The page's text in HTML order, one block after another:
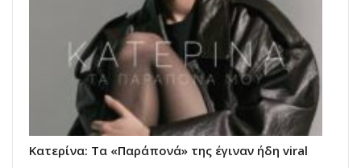
Κατερίνα: Τα «Παράπονά» της έγιναν ήδη viral